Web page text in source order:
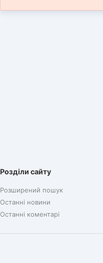
Розділи сайту
Розширений пошук
Останні новини
Останні коментарі